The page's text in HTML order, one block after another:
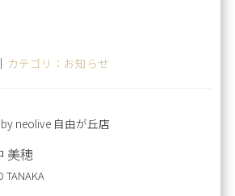
カテゴリ：お知らせ
neolive 自由が丘店
美穂
TANAKA